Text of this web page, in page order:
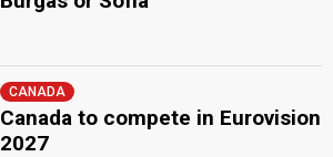
CANADA
Canada to compete in Eurovision
2027